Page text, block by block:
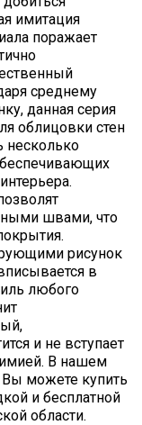
имитация
поражает
среднему
данная серия
облицовки стен
несколько
швами, что
рисунок
в
любого
и не вступает
В нашем
Вы можете купить
и бесплатной
области.